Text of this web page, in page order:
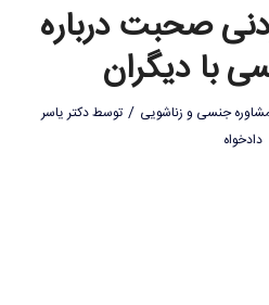
صحبت درباره
با دیگران
جنسی و زناشویی / توسطدکتر یاسر
دادخواه